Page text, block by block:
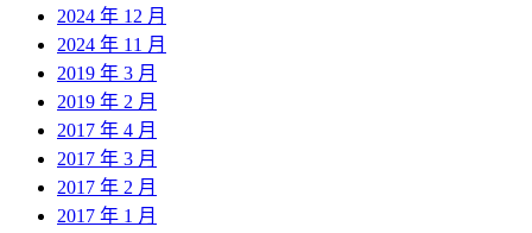
2024 年 12 月
2024 年 11 月
2019 年 3 月
2019 年 2 月
2017 年 4 月
2017 年 3 月
2017 年 2 月
2017 年 1 月